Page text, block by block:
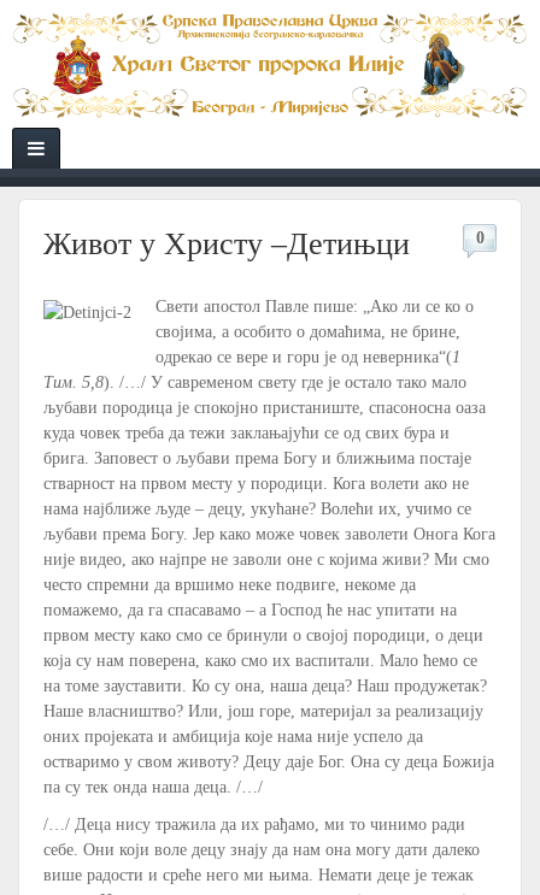
Живот у Христу –Детињци 0
Свети апостол Павле пише: „Ако ли се ко о
својима, а особито о домаћима, не брине,
одрекао се вере и гopu je од неверника“( 1
Тим. 5,8). /…/ У савременом свету где је остало тако мало
љубави породица је спокојно пристаниште, спасоносна оаза
куда човек треба да тежи заклањајући се од свих бура и
брига. Заповест о љубави према Богу и ближњима постаје
стварност на првом месту у породици. Кога волети ако не
нама најближе људе – децу, укућане? Волећи их, учимо се
љубави према Богу. Јер како може човек заволети Онога Кога
није видео, ако најпре не заволи оне с којима живи? Ми смо
често спремни да вршимо неке подвиге, некоме да
помажемо, да га спасавамо – а Господ ће нас упитати на
првом месту како смо се бринули о својој породици, о деци
која су нам поверена, како смо их васпитали. Мало ћемо се
на томе зауставити. Ко су она, наша деца? Наш продужетак?
Наше власништво? Или, још горе, материјал за реализацију
оних пројеката и амбиција које нама није успело да
остваримо у свом животу? Децу даје Бог. Она су деца Божија
па су тек онда наша деца. /…/
/…/ Деца нису тражила да их рађамо, ми то чинимо ради
себе. Они који воле децу знају да нам она могу дати далеко
више радости и среће него ми њима. Немати деце је тежак